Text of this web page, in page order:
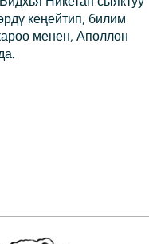
кеңейтип, билим
менен, Аполлон